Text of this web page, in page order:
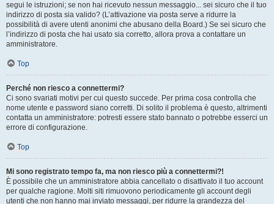
segui le istruzioni; se non hai ricevuto nessun messaggio... sei sicuro che il tuo
indirizzo di posta sia valido? (L’attivazione via posta serve a ridurre la
possibilità di avere utenti anonimi che abusano della Board.) Se sei sicuro che
l’indirizzo di posta che hai usato sia corretto, allora prova a contattare un
amministratore.
Top
Perché non riesco a connettermi?
Ci sono svariati motivi per cui questo succede. Per prima cosa controlla che
nome utente e password siano corretti. Di solito il problema è questo, altrimenti
contatta un amministratore: potresti essere stato bannato o potrebbe esserci un
errore di configurazione.
Top
Mi sono registrato tempo fa, ma non riesco più a connettermi?!
È possibile che un amministratore abbia cancellato o disattivato il tuo account
per qualche ragione. Molti siti rimuovono periodicamente gli account degli
utenti che non hanno mai inviato messaggi, per ridurre la grandezza del